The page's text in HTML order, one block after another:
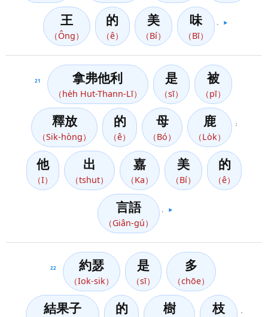
王
（Ông）
的
（ê）
美
（Bí）
味
（Bī）
▶️
21 拿弗他利
（he̍h Hut-Thann-Lī）
是
（sī）
被
（pī）
釋放
（Sik-hòng）
的
（ê）
母
（Bó）
鹿
（Lo̍k）
；
他
（I）
出
（tshut）
嘉
（Ka）
美
（Bí）
的
（ê）
言語
（Giân-gú）
▶️
22 約瑟
（Iok-sik）
是
（sī）
多
（chōe）
結果子 的 樹 枝